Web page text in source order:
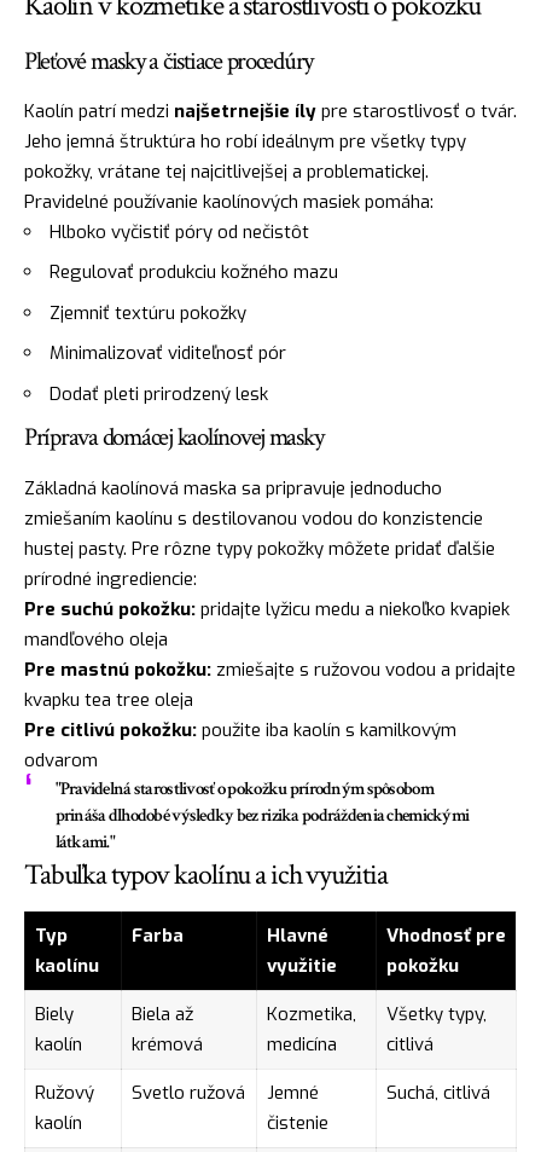
Pleťové masky a čistiace procedúry
Kaolín patrí medzi najšetrnejšie íly pre starostlivosť o tvár.
Jeho jemná štruktúra ho robí ideálnym pre všetky typy
pokožky, vrátane tej najcitlivejšej a problematickej.
Pravidelné používanie kaolínových masiek pomáha:
Hlboko vyčistiť póry od nečistôt
Regulovať produkciu kožného mazu
Zjemniť textúru pokožky
Minimalizovať viditeľnosť pór
Dodať pleti prirodzený lesk
Príprava domácej kaolínovej masky
Základná kaolínová maska sa pripravuje jednoducho
zmiešaním kaolínu s destilovanou vodou do konzistencie
hustej pasty. Pre rôzne typy pokožky môžete pridať ďalšie
prírodné ingrediencie:
Pre suchú pokožku: pridajte lyžicu medu a niekoľko kvapiek
mandľového oleja
Pre mastnú pokožku: zmiešajte s ružovou vodou a pridajte
kvapku tea tree oleja
Pre citlivú pokožku: použite iba kaolín s kamilkovým
odvarom
"Pravidelná starostlivosť o pokožku prírodným spôsobom
prináša dlhodobé výsledky bez rizika podráždenia chemickými
látkami."
Tabuľka typov kaolínu a ich využitia
Typ
kaolínu
Farba
Hlavné
využitie
Vhodnosť pre
pokožku
Biely
kaolín
Biela až
krémová
Kozmetika,
medicína
Všetky typy,
citlivá
Ružový
kaolín
Svetlo ružová
Jemné
čistenie
Suchá, citlivá